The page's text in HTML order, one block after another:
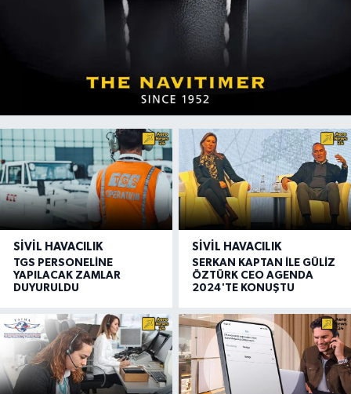
SIVIL HAVACILIK
TGS PERSONELİNE
YAPILACAK ZAMLAR
DUYURULDU
SIVIL HAVACILIK
SERKAN KAPTAN İLE GÜLİZ
ÖZTÜRK CEO AGENDA
2024'TE KONUŞTU